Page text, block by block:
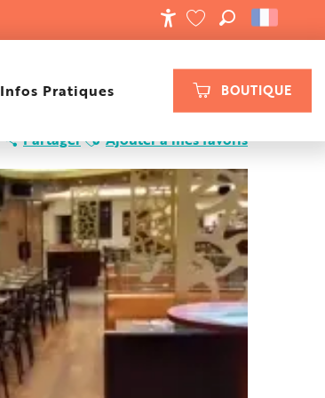
BOUTIQUE
VOIR LES FAVORIS
RECHERCHE
Infos Pratiques
Partager Ajouter à mes favoris